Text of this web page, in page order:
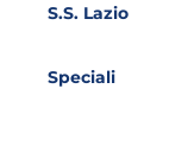
S.S. Lazio
Speciali